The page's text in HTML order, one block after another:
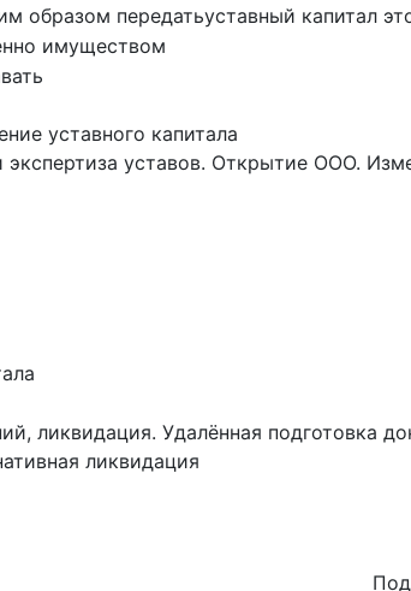
образом передатьуставный капитал
имуществом
уставного капитала
экспертиза уставов. Открытие ООО.
ликвидация. Удалённая подготовка
ликвидация